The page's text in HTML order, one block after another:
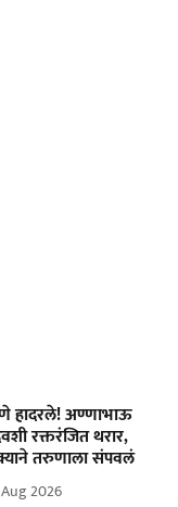
हादरले! अण्णाभाऊ
रक्तरंजित थरार,
तरुणाला संपवलं
2026